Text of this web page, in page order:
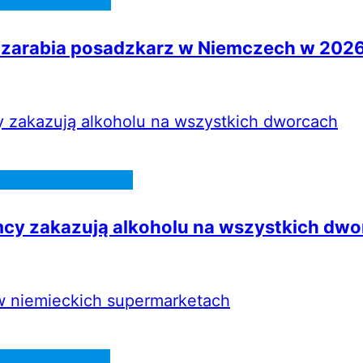
posadzkarz w Niemczech w
zakazują alkoholu na wszystkich